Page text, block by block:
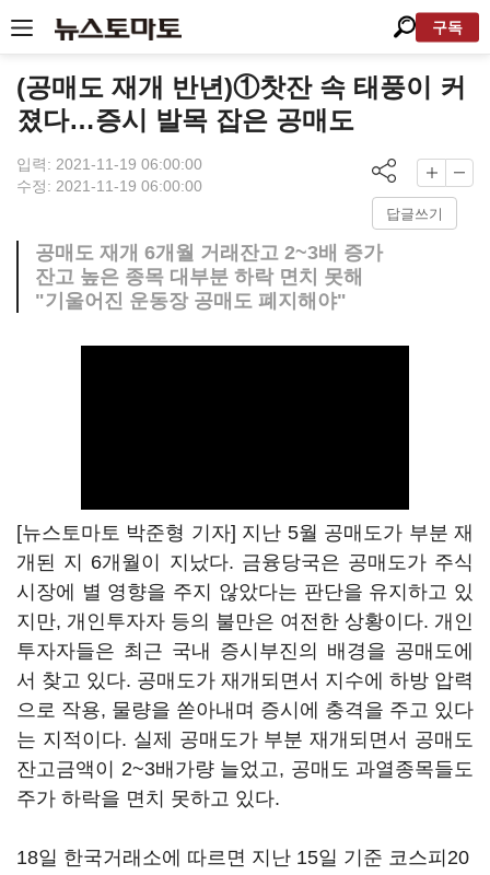
구독
(공매도 재개 반년)①찻잔 속 태풍이 커
졌다…증시 발목 잡은 공매도
입력: 2021-11-19 06:00:00
수정: 2021-11-19 06:00:00
답글쓰기
공매도 재개 6개월 거래잔고 2~3배 증가
잔고 높은 종목 대부분 하락 면치 못해
"기울어진 운동장 공매도 폐지해야"
[뉴스토마토 박준형 기자] 지난 5월 공매도가 부분 재
개된 지 6개월이 지났다. 금융당국은 공매도가 주식
시장에 별 영향을 주지 않았다는 판단을 유지하고 있
지만, 개인투자자 등의 불만은 여전한 상황이다. 개인
투자자들은 최근 국내 증시부진의 배경을 공매도에
서 찾고 있다. 공매도가 재개되면서 지수에 하방 압력
으로 작용, 물량을 쏟아내며 증시에 충격을 주고 있다
는 지적이다. 실제 공매도가 부분 재개되면서 공매도
잔고금액이 2~3배가량 늘었고, 공매도 과열종목들도
주가 하락을 면치 못하고 있다.
18일 한국거래소에 따르면 지난 15일 기준 코스피20